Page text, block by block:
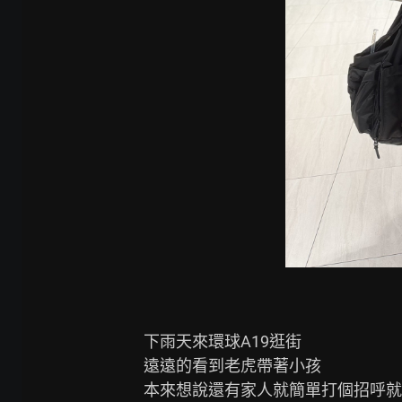
下雨天來環球A19逛街
遠遠的看到老虎帶著小孩
本來想說還有家人就簡單打個招呼